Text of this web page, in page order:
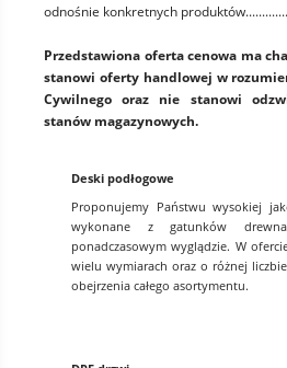
odnośnie konkretnych
Przedstawiona oferta cenowa ma
stanowi oferty handlowej w
Cywilnego oraz nie stanowi
stanów magazynowych.
Deski podłogowe
Proponujemy Państwu wysokiej
wykonane z gatunków
ponadczasowym wyglądzie. W
wielu wymiarach oraz o różnej
obejrzenia całego asortymentu.